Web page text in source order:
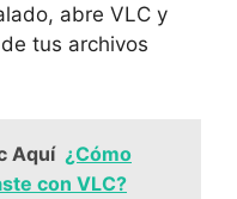
abre VLC y
tus archivos
Aquí ¿Cómo
con VLC?